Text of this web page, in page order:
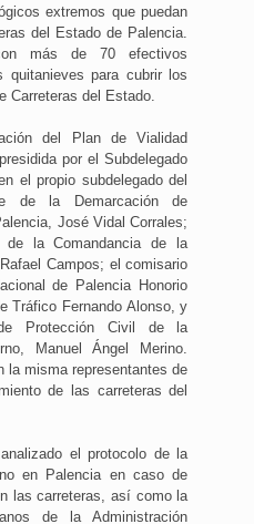
extremos que puedan
del Estado de Palencia.
más de 70 efectivos
quitanieves para cubrir los
Carreteras del Estado.
del Plan de Vialidad
por el Subdelegado
el propio subdelegado del
de la Demarcación de
José Vidal Corrales;
la Comandancia de la
Campos; el comisario
de Palencia Honorio
Tráfico Fernando Alonso, y
Protección Civil de la
Manuel Ángel Merino.
la misma representantes de
de las carreteras del
el protocolo de la
en Palencia en caso de
las carreteras, así como la
de la Administración